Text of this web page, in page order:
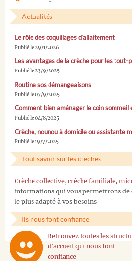
Actualités
Le rôle des coquillages d’allaitement
Publié le 29/1/2026
Les avantages de la crèche pour les tout-
Publié le 23/9/2025
Routine sos démangeaisons
Publié le 07/9/2025
Comment bien aménager le coin sommeil
Publié le 04/8/2025
Crèche, nounou à domicile ou assistante
Publié le 19/7/2025
Tout savoir sur les crèches
Crèche collective, crèche familiale,
informations qui vous permettrons de
le plus adapté à vos besoins
Ils nous font confiance
Retrouvez toutes les
d'accueil qui nous font
confiance